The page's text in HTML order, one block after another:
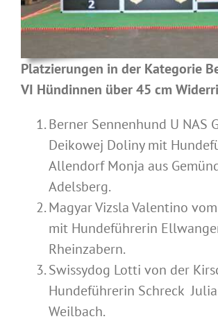
Platzierungen in der Kategorie
VI Hündinnen über 45 cm
Berner Sennenhund U NAS
Deikowej Doliny mit
Allendorf Monja aus
Adelsberg.
Magyar Vizsla Valentino
mit Hundeführerin
Rheinzabern.
Swissydog Lotti von der
Hundeführerin Schreck
Weilbach.